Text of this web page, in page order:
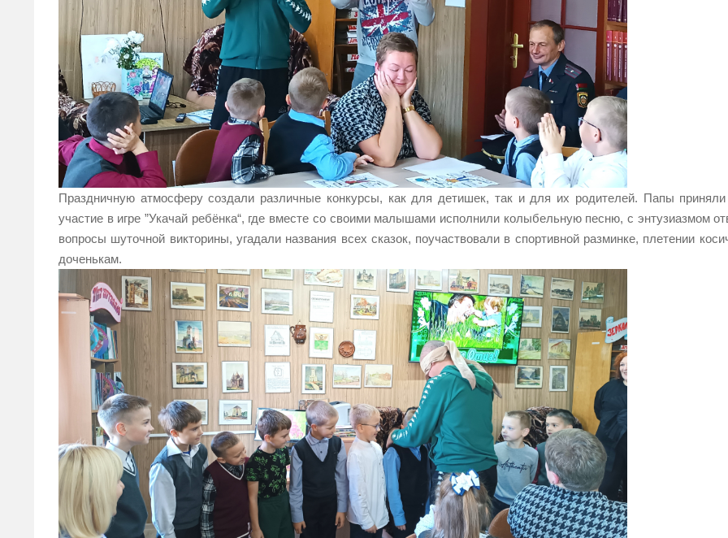
Праздничную атмосферу создали различные конкурсы, как для детишек, так и для их родителей. Папы приняли
участие в игре ”Укачай ребёнка“, где вместе со своими малышами исполнили колыбельную песню, с энтузиазмом
вопросы шуточной викторины, угадали названия всех сказок, поучаствовали в спортивной разминке, плетении
доченькам.